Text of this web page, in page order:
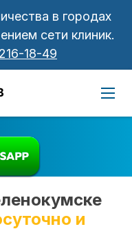
в городах
сети клиник.
18-49
и